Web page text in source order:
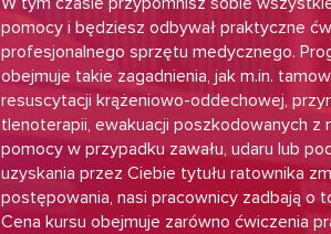
pomocy i będziesz odbywał praktyczne
profesjonalnego sprzętu medycznego.
obejmuje takie zagadnienia, jak m.in.
resuscytacji krążeniowo-oddechowej,
tlenoterapii, ewakuacji poszkodowanych z
pomocy w przypadku zawału, udaru lub
uzyskania przez Ciebie tytułu ratownika
postępowania, nasi pracownicy zadbają o
Cena kursu obejmuje zarówno ćwiczenia